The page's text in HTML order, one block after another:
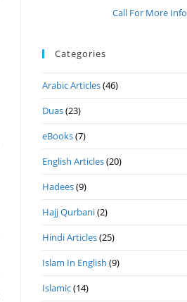
Call For More Info
Categories
Arabic Articles(46)
Duas(23)
eBooks(7)
English Articles(20)
Hadees(9)
Hajj Qurbani(2)
Hindi Articles(25)
Islam In English (9)
Islamic(14)